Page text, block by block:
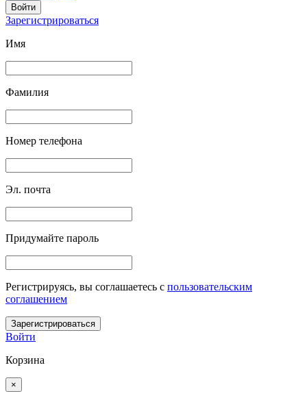
Войти
Зарегистрироваться
Имя
Фамилия
Номер телефона
Эл. почта
Придумайте пароль
Регистрируясь, вы соглашаетесь c пользовательским
соглашением
Зарегистрироваться
Войти
Корзина
×